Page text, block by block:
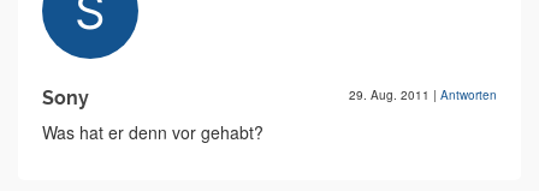
Sony 29. Aug. 2011 | Antworten
Was hat er denn vor gehabt?